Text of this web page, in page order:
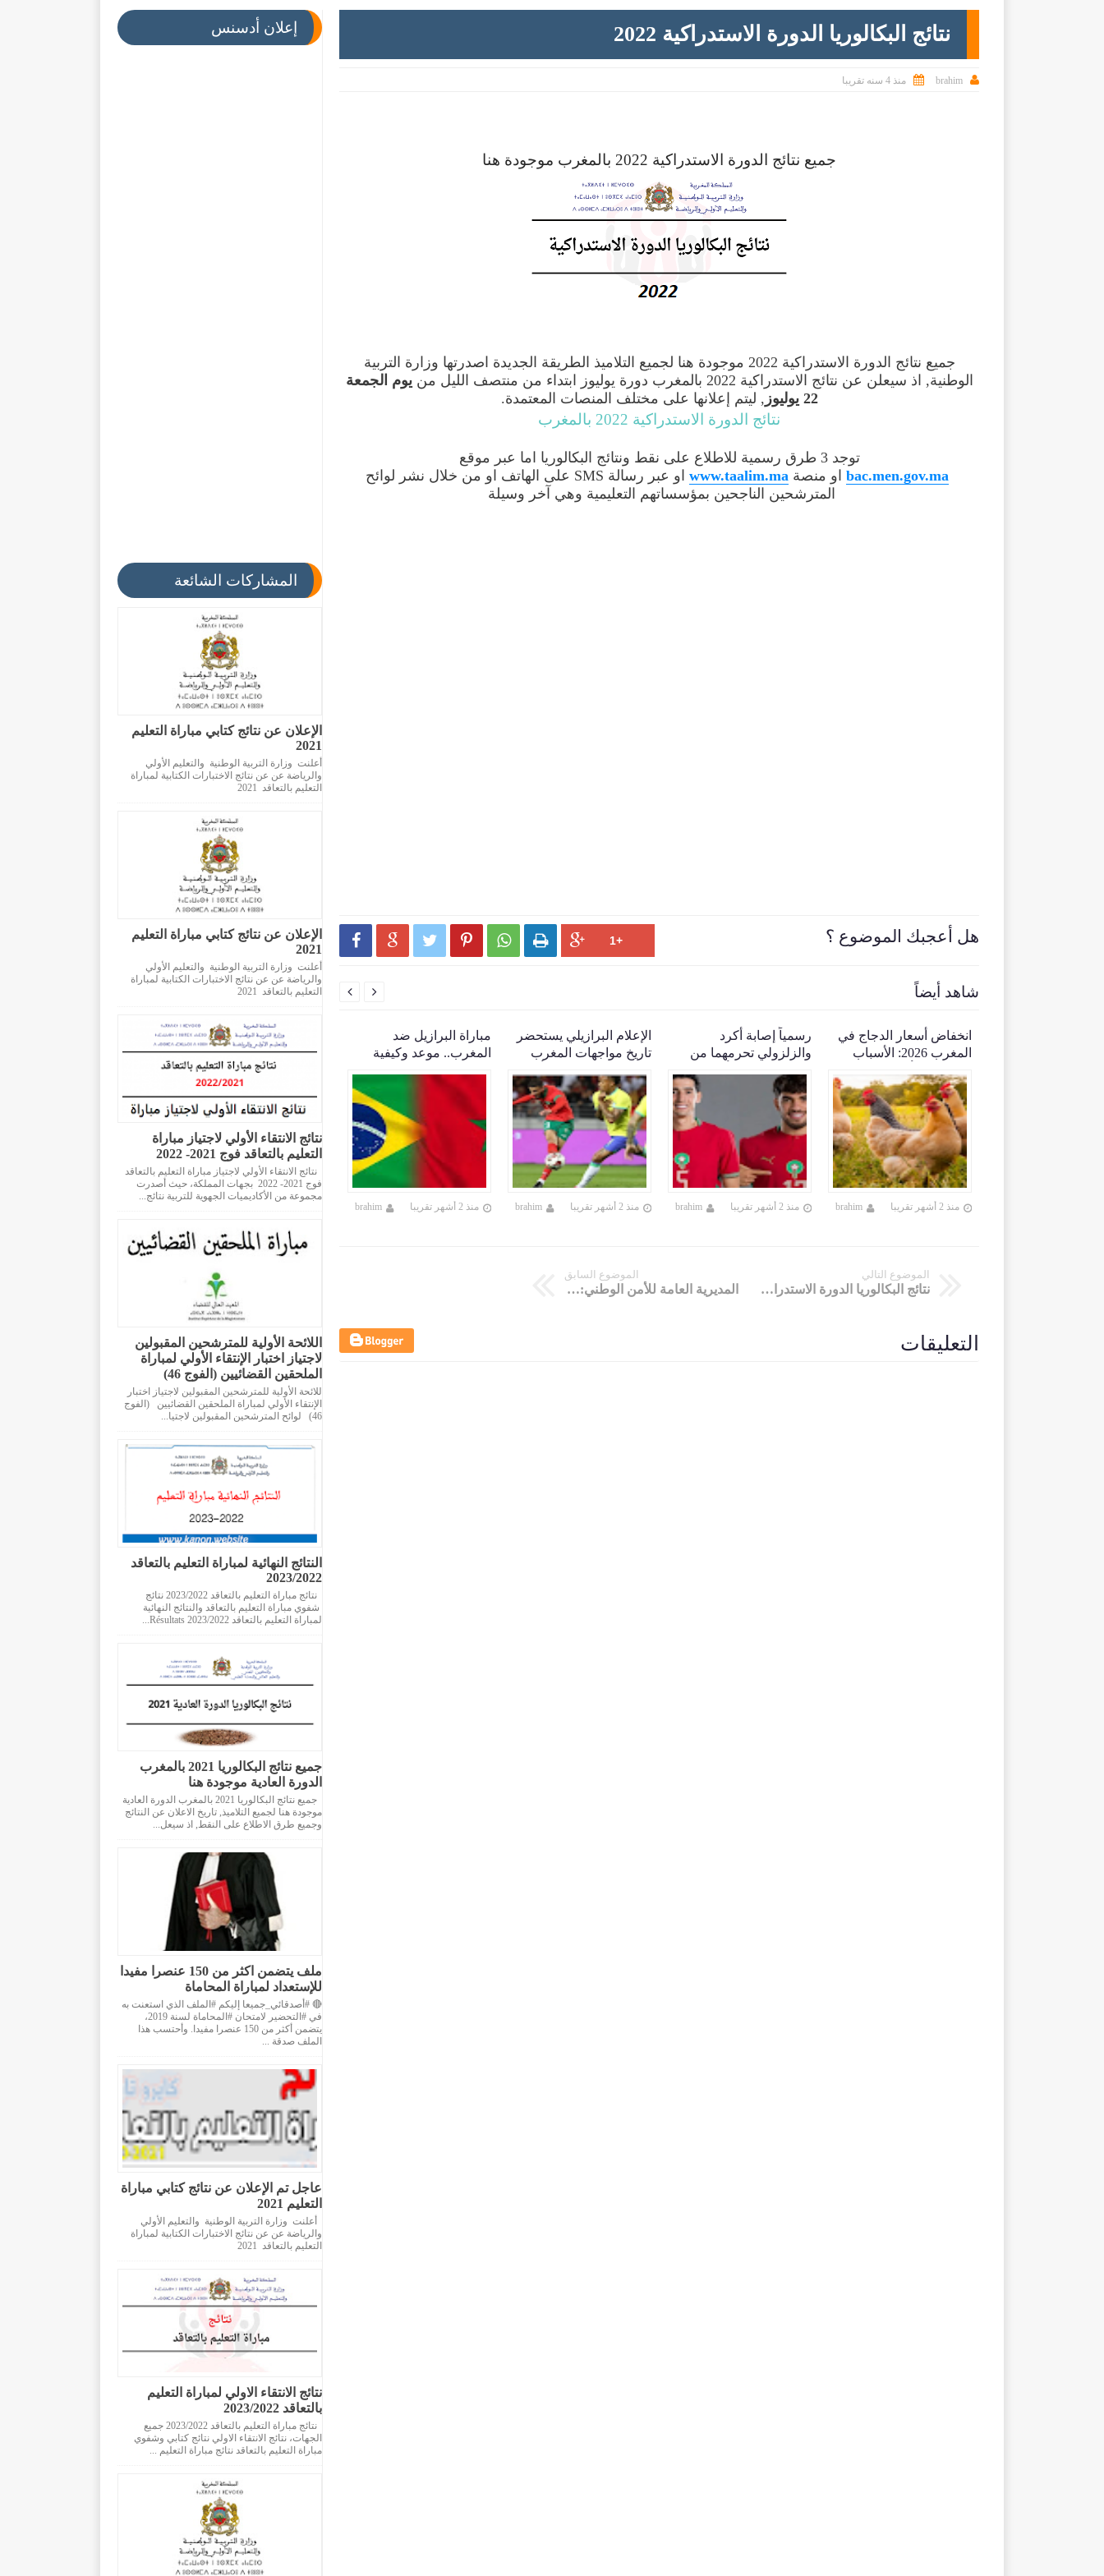
نتائج البكالوريا الدورة الاستدراكية 2022

brahim
 منذ 4 سنه تقريبا
جميع نتائج الدورة الاستدراكية 2022 بالمغرب موجودة هنا
جميع نتائج الدورة الاستدراكية 2022 موجودة هنا لجميع التلاميذ الطريقة الجديدة اصدرتها وزارة التربية
الوطنية, اذ سيعلن عن نتائج الاستدراكية 2022 بالمغرب دورة يوليوز ابتداء من منتصف الليل من
يوم الجمعة
22 يوليوز
, ليتم إعلانها على مختلف المنصات المعتمدة.
نتائج الدورة الاستدراكية 2022 بالمغرب
توجد 3 طرق رسمية للاطلاع على نقط ونتائج البكالوريا اما عبر موقع
bac.men.gov.ma او منصة www.taalim.ma
او عبر رسالة SMS على الهاتف او من خلال نشر لوائح
المترشحين الناجحين بمؤسساتهم التعليمية وهي آخر وسيلة
هل أعجبك الموضوع ؟      
شاهد أيضاً
مباراة البرازيل ضد
المغرب.. موعد وكيفية
منذ 2 أشهر تقريبا brahim
الإعلام البرازيلي يستحضر
تاريخ مواجهات المغرب
العالم 2026
منذ 2 أشهر تقريبا brahim
رسمياً إصابة أكرد
والزلزولي تحرمهما من
2026
منذ 2 أشهر تقريبا brahim
انخفاض أسعار الدجاج في
المغرب 2026: الأسباب
المستهلكين والمربين
منذ 2 أشهر تقريبا brahim
 
الموضوع التالي
نتائج البكالوريا الدورة الاستدراكية 2022
الموضوع السابق
المديرية العامة للأمن الوطني: مباراة توظيف 68 عميد شرطة و420 ضابط شرطة و80 ضابط امن و1450 مفتش شرطة و3838 حارس أمن. آخر أجل 2 غشت 2022
التعليقات
إعلان أدسنس
المشاركات الشائعة
الإعلان عن نتائج كتابي مباراة التعليم
2021
أعلنت وزارة التربية الوطنية والتعليم الأولي
والرياضة عن عن نتائج الاختبارات الكتابية لمباراة
التعليم بالتعاقد 2021
الإعلان عن نتائج كتابي مباراة التعليم
2021
أعلنت وزارة التربية الوطنية والتعليم الأولي
والرياضة عن عن نتائج الاختبارات الكتابية لمباراة
التعليم بالتعاقد 2021
نتائج الانتقاء الأولي لاجتياز مباراة
التعليم بالتعاقد فوج 2021- 2022
نتائج الانتقاء الأولي لاجتياز مباراة التعليم بالتعاقد
فوج 2021- 2022 بجهات المملكة، حيث أصدرت
مجموعة من الأكاديميات الجهوية للتربية نتائج...
اللائحة الأولية للمترشحين المقبولين
لاجتياز اختبار الإنتقاء الأولي لمباراة
الملحقين القضائيين (الفوج 46)
للائحة الأولية للمترشحين المقبولين لاجتياز اختبار
الإنتقاء الأولي لمباراة الملحقين القضائيين (الفوج
46) لوائح المترشحين المقبولين لاجتيا...
النتائج النهائية لمباراة التعليم بالتعاقد
2023/2022
نتائج مباراة التعليم بالتعاقد 2023/2022 نتائج
شفوي مباراة التعليم بالتعاقد والنتائج النهائية
لمباراة التعليم بالتعاقد 2023/2022 Résultats...
جميع نتائج البكالوريا 2021 بالمغرب
الدورة العادية موجودة هنا
جميع نتائج البكالوريا 2021 بالمغرب الدورة العادية
موجودة هنا لجميع التلاميذ, تاريخ الاعلان عن النتائج
وجميع طرق الاطلاع على النقط, اذ سيعل...
ملف يتضمن اكثر من 150 عنصرا مفيدا
للإستعداد لمباراة المحاماة
🔴 #أصدقائي_جميعا إليكم #الملف الذي استعنت به
في #التحضير لامتحان #المحاماة لسنة 2019،
يتضمن أكثر من 150 عنصرا مفيدا. وأحتسب هذا
الملف صدقة ...
عاجل تم الإعلان عن نتائج كتابي مباراة
التعليم 2021
أعلنت وزارة التربية الوطنية والتعليم الأولي
والرياضة عن عن نتائج الاختبارات الكتابية لمباراة
التعليم بالتعاقد 2021
نتائج الانتقاء الاولي لمباراة التعليم
بالتعاقد 2023/2022
نتائج مباراة التعليم بالتعاقد 2023/2022 جميع
الجهات، نتائج الانتقاء الاولي نتائج كتابي وشفوي
مباراة التعليم بالتعاقد نتائج مباراة التعليم ...